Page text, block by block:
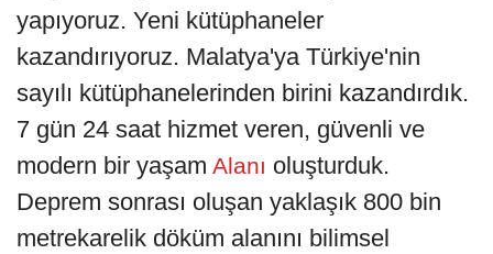
yapıyoruz. Yeni kütüphaneler
kazandırıyoruz. Malatya'ya Türkiye'nin
sayılı kütüphanelerinden birini kazandırdık.
7 gün 24 saat hizmet veren, güvenli ve
modern bir yaşam Alanı oluşturduk.
Deprem sonrası oluşan yaklaşık 800 bin
metrekarelik döküm alanını bilimsel